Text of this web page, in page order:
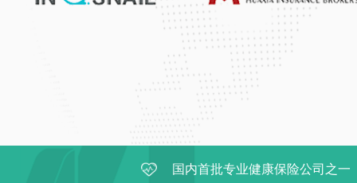
国内首批专业健康保险公司之一